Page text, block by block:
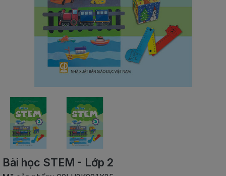
THIẾU
NGOẠI
NGỮ
VPP
-
ĐỒ
DÙNG
SINH
Bài học STEM - Lớp 2